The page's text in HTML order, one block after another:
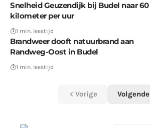
Snelheid Geuzendijk bij Budel naar 60
kilometer per uur
1 min. leestijd
Brandweer dooft natuurbrand aan
Randweg-Oost in Budel
1 min. leestijd
Vorige Volgende